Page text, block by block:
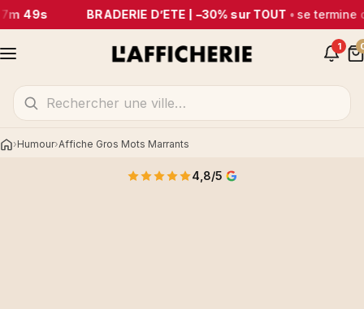
49s BRADERIE D’ÉTÉ | –30% sur TOUT•se termine
1
AccueilHumour Affiche Gros Mots Marrants
4,8/5